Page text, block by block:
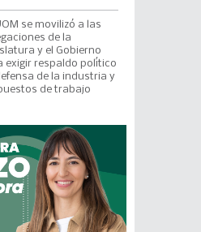
se movilizó a las
de la
y el Gobierno
exigir respaldo político
de la industria y
de trabajo